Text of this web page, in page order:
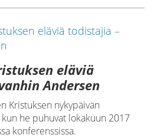
eläviä
Andersen
Kristuksen nykypäivän
he puhuvat lokakuun 2017
konferenssissa.